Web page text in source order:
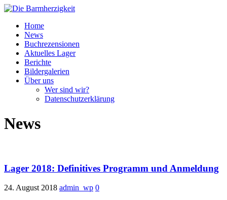
Home
News
Buchrezensionen
Aktuelles Lager
Berichte
Bildergalerien
Über uns
Wer sind wir?
Datenschutzerklärung
News
Lager 2018: Definitives Programm und Anmeldung
24. August 2018 admin_wp 0